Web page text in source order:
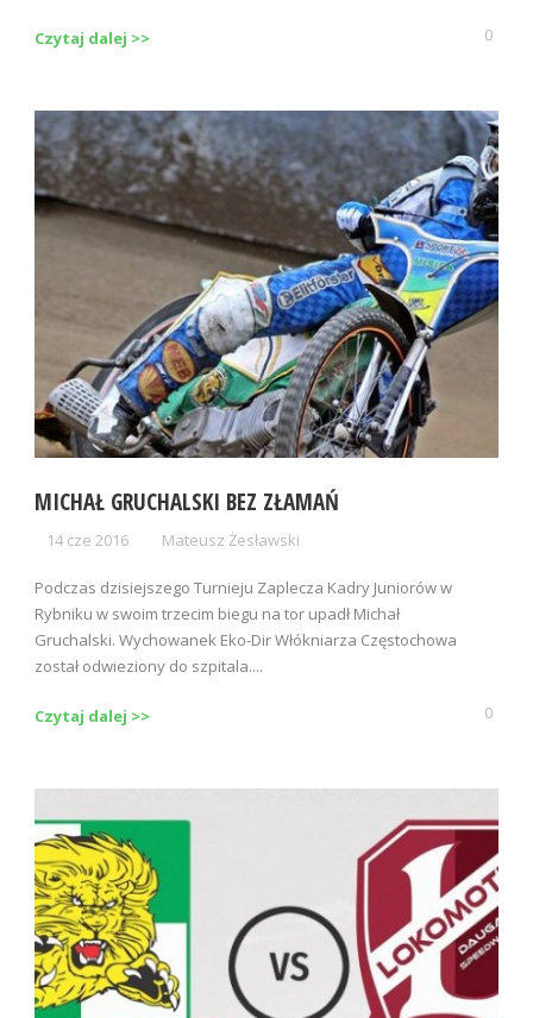
Czytaj dalej >> 0
MICHAŁ GRUCHALSKI BEZ ZŁAMAŃ
14 cze 2016 Mateusz Żesławski
Podczas dzisiejszego Turnieju Zaplecza Kadry Juniorów w
Rybniku w swoim trzecim biegu na tor upadł Michał
Gruchalski. Wychowanek Eko-Dir Włókniarza Częstochowa
został odwieziony do szpitala....
Czytaj dalej >> 0